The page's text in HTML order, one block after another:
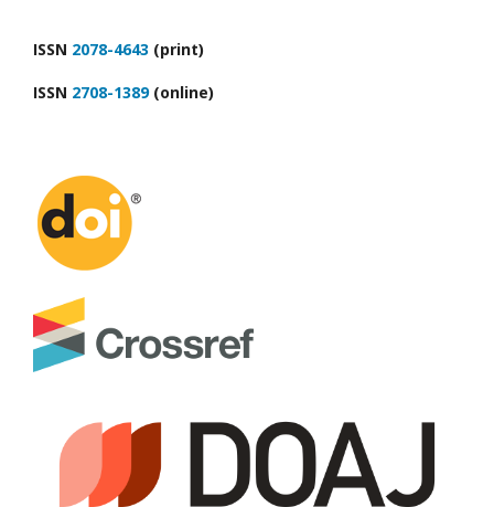
ІSSN 2078-4643 (print)
ІSSN 2708-1389(online)